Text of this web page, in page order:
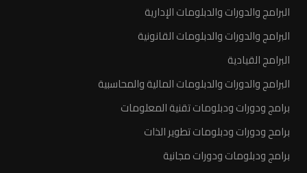
البرامج والدورات والدبلومات الإدارية
البرامج والدورات والدبلومات القانونية
البرامج القيادية
البرامج والدورات والدبلومات المالية والمحاسبية
برامج ودورات ودبلومات تقنية المعلومات
برامح ودورات ودبلومات تطوير الذات
برامج ودبلومات ودورات مجانية